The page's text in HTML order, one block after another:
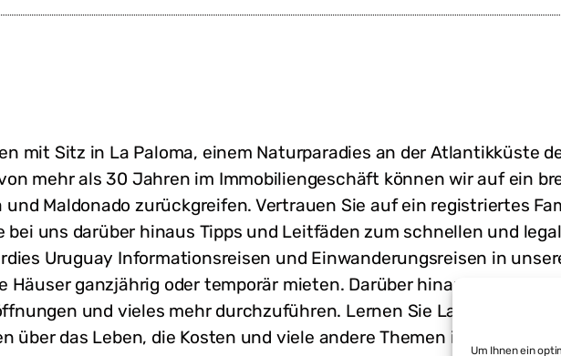
Um Ihnen ein
mit Sitz in La Paloma, einem Naturparadies an der Atlantikküste
mehr als 30 Jahren im Immobiliengeschäft können wir auf ein
Maldonado zurückgreifen. Vertrauen Sie auf ein registriertes
bei uns darüber hinaus Tipps und Leitfäden zum schnellen und
Uruguay Informationsreisen und Einwanderungsreisen in
Häuser ganzjährig oder temporär mieten. Darüber hinaus ist es
und vieles mehr durchzuführen. Lernen Sie Land und
das Leben, die Kosten und viele andere Themen in Uruguay.